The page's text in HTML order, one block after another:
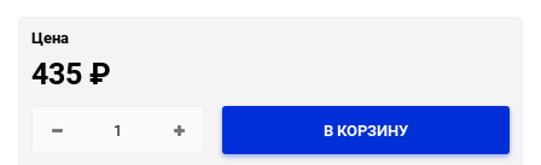
Цена
435₽
В КОРЗИНУ